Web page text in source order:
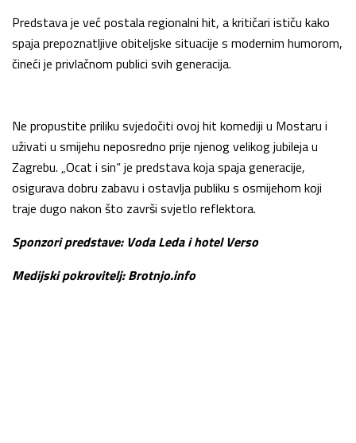
Predstava je već postala regionalni hit, a kritičari ističu kako
spaja prepoznatljive obiteljske situacije s modernim humorom,
čineći je privlačnom publici svih generacija.
Ne propustite priliku svjedočiti ovoj hit komediji u Mostaru i
uživati u smijehu neposredno prije njenog velikog jubileja u
Zagrebu. „Ocat i sin“ je predstava koja spaja generacije,
osigurava dobru zabavu i ostavlja publiku s osmijehom koji
traje dugo nakon što završi svjetlo reflektora.
Sponzori predstave: Voda Leda i hotel Verso
Medijski pokrovitelj: Brotnjo.info